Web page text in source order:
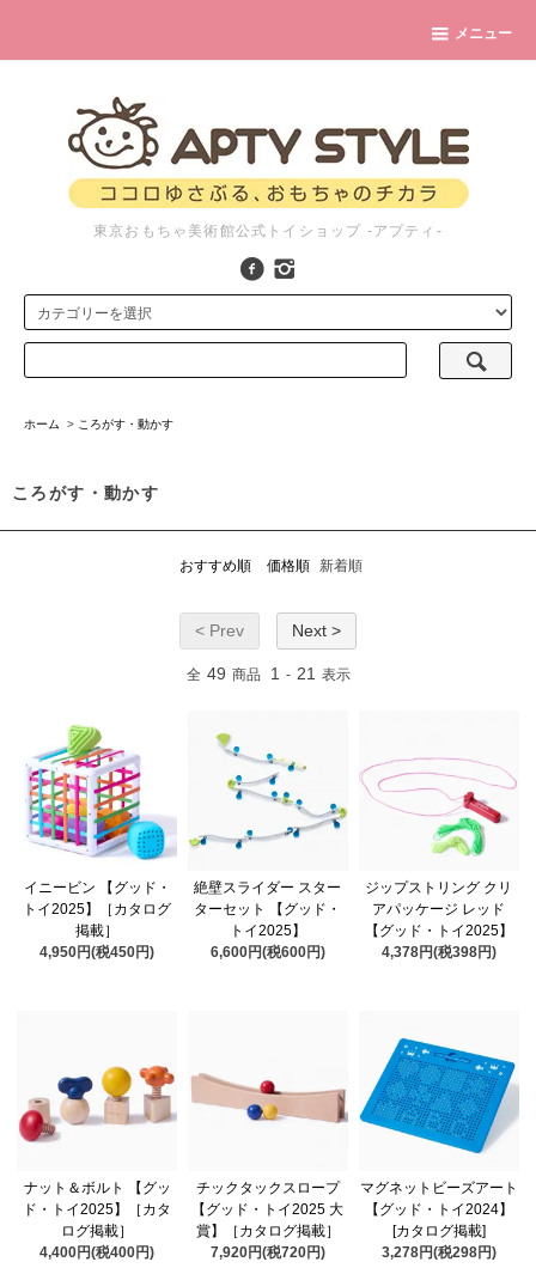
メニュー
東京おもちゃ美術館公式トイショップ -アプティ-
ホーム > ころがす・動かす
ころがす・動かす
おすすめ順 価格順 新着順
< Prev Next >
全 49 商品 1 - 21 表示
イニービン 【グッド・
トイ2025】［カタログ
掲載］
4,950円(税450円)
絶壁スライダー スター
ターセット 【グッド・
トイ2025】
6,600円(税600円)
ジップストリング クリ
アパッケージ レッド
【グッド・トイ2025】
4,378円(税398円)
ナット＆ボルト 【グッ
ド・トイ2025】［カタ
ログ掲載］
4,400円(税400円)
チックタックスロープ
【グッド・トイ2025 大
賞】［カタログ掲載］
7,920円(税720円)
マグネットビーズアート
【グッド・トイ2024】
[カタログ掲載]
3,278円(税298円)